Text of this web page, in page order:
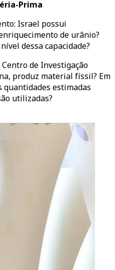
Prima
Israel possui
de urânio?
dessa capacidade?
de Investigação
produz material físsil? Em
quantidades estimadas
utilizadas?